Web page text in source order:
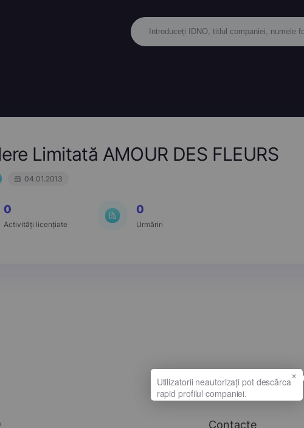
Limitată AMOUR DES FLEURS
04.01.2013
0
Activități licențiate
0
Urmăriri
Contacte
×